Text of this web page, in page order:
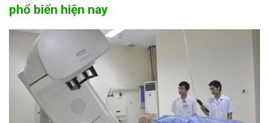
phổ biến hiện nay